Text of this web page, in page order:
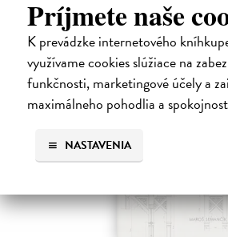
Príjmete naše
K prevádzke internetového
využívame cookies slúžiace na
funkčnosti, marketingové účely a
maximálneho pohodlia a
NASTAVENIA
19,95 € ?